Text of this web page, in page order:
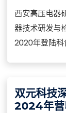
西安高压电器
器技术研发与
2020年登陆
涵盖特高压设
双元科技
2024年营